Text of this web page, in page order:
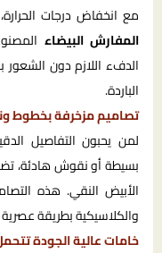
مع انخفاض درجات
المفارش البيضاء
الدفء اللازم دون الشعور
الباردة.
تصاميم مزخرفة بخطوط
لمن يحبون التفاصيل
بسيطة أو نقوش هادئة،
الأبيض النقي. هذه
والكلاسيكية بطريقة
خامات عالية الجودة